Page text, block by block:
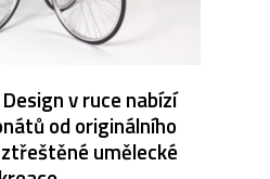
v ruce nabízí
od originálního
umělecké